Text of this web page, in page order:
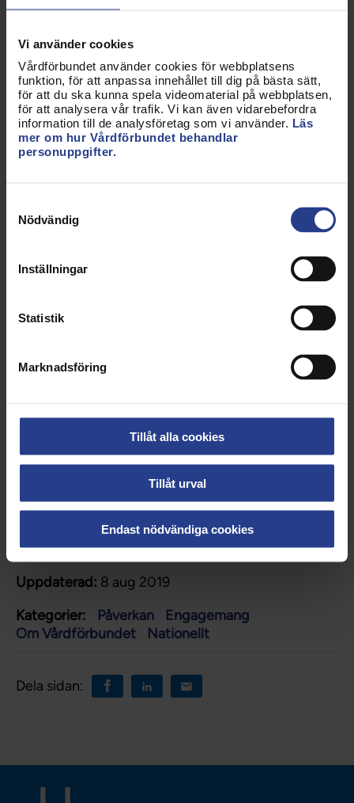
Vi använder cookies
Vårdförbundet använder cookies för webbplatsens
funktion, för att anpassa innehållet till dig på bästa sätt,
för att du ska kunna spela videomaterial på webbplatsen,
för att analysera vår trafik. Vi kan även vidarebefordra
information till de analysföretag som vi använder. Läs
mer om hur Vårdförbundet behandlar
personuppgifter.
Nödvändig
Inställningar
Statistik
Marknadsföring
Tillåt alla cookies
Tillåt urval
Endast nödvändiga cookies
Rutiner och utökade möjligheter för
Datorer och bildskärmar miljöklassade enligt
TCO Certified
Årlig kemikalieinventering och reducerad
användning av kemiska produkter genom
övergång till miljömärkta alternativ
Hållbarhetsarbetet är integrerat i
verksamhetsplanering, verksamhetsuppföljning
och budgetprocess
på fairunion@vardforbundet.se.
Granskar egna miljöarbetet (artikel i
Vårdfokus)
Miljödiplom
Uppdaterad: 8 aug 2019
Kategorier:
Påverkan
Engagemang
Om Vårdförbundet
Nationellt
Dela sidan: